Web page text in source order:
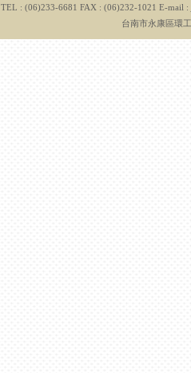
TEL : (06)233-6681 FAX : (06)232-1021 E-mail :
台南市永康區環